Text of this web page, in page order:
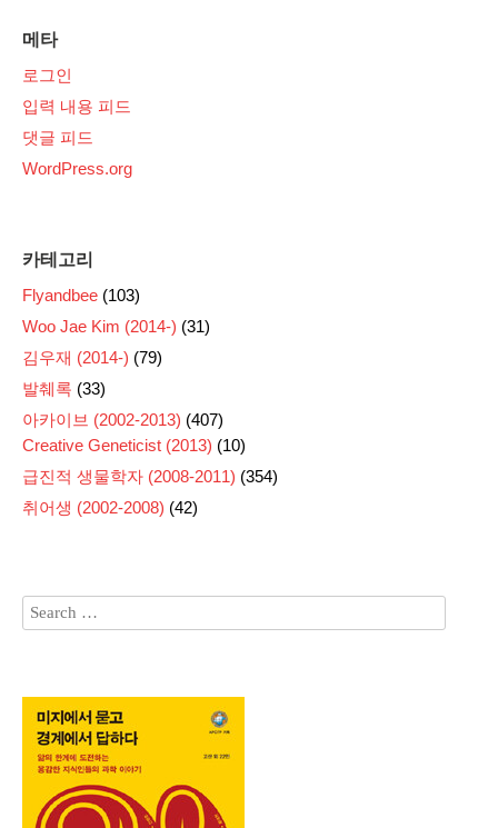
메타
로그인
입력 내용 피드
댓글 피드
WordPress.org
카테고리
Flyandbee (103)
Woo Jae Kim (2014-) (31)
김우재 (2014-) (79)
발췌록 (33)
아카이브 (2002-2013) (407)
Creative Geneticist (2013) (10)
급진적 생물학자 (2008-2011) (354)
취어생 (2002-2008) (42)